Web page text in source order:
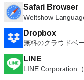
Safari Browser
Weltshow
Dropbox
無料のクラウドベ
LINE
LINE Corporation（